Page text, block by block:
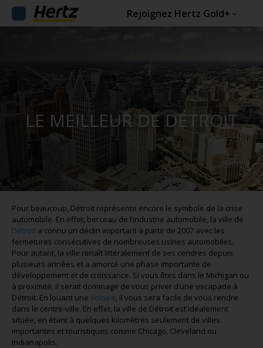
Rejoignez Hertz Gold+
LE MEILLEUR DE DÉTROIT
Pour beaucoup, Détroit représente encore le symbole de la crise
automobile. En effet, berceau de l’industrie automobile, la ville de
Détroit a connu un déclin important à partir de 2007 avec les
fermetures consécutives de nombreuses usines automobiles.
Pour autant, la ville renaît littéralement de ses cendres depuis
plusieurs années et a amorcé une phase importante de
développement et de croissance. Si vous êtes dans le Michigan ou
à proximité, il serait dommage de vous priver d’une escapade à
Détroit. En louant une voiture, il vous sera facile de vous rendre
dans le centre-ville. En effet, la ville de Détroit est idéalement
située, en étant à quelques kilomètres seulement de villes
importantes et touristiques comme Chicago, Cleveland ou
Indianapolis.